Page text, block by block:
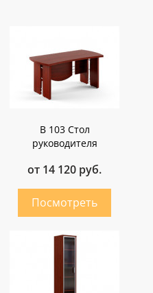
B 103 Стол
руководителя
от 14 120 руб.